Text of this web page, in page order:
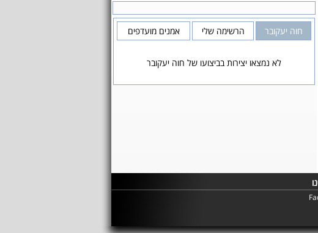
חוה יעקובר הרשימה שלי אמנים מועדפים
לא נמצאו יצירות בביצועו של חוה יעקובר